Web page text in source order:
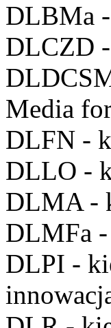
DLBMa
DLCZD
Media
DLFN -
DLLO -
DLMA-
DLMFa
DLPI -